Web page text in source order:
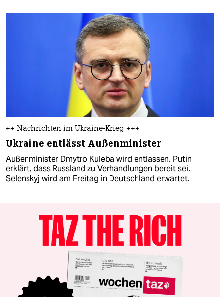
++ Nachrichten im Ukraine-Krieg +++
Ukraine entlässt Außenminister
Außenminister Dmytro Kuleba wird entlassen. Putin
erklärt, dass Russland zu Verhandlungen bereit sei.
Selenskyj wird am Freitag in Deutschland erwartet.